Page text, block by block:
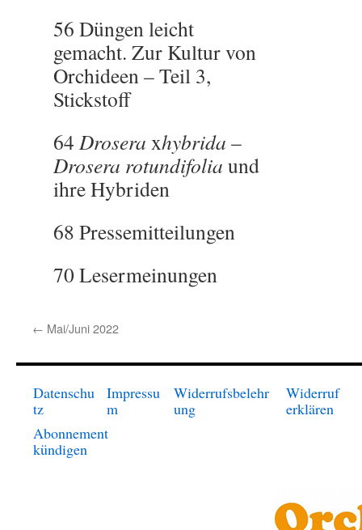
56 Düngen leicht
gemacht. Zur Kultur von
Orchideen – Teil 3,
Stickstoff
64 Drosera xhybrida –
Drosera rotundifolia und
ihre Hybriden
68 Pressemitteilungen
70 Lesermeinungen
← Mai/Juni 2022
Datenschu
tz
Impressu
m
Widerrufsbelehr
ung
Widerruf
erklären
Abonnement
kündigen